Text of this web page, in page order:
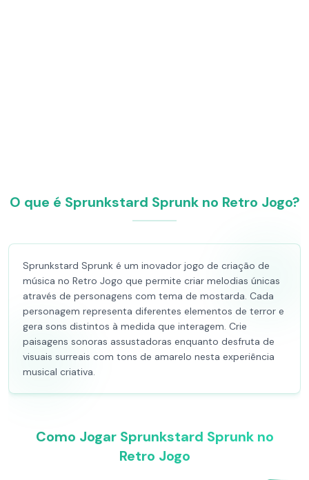
O que é Sprunkstard Sprunk no Retro Jogo?
Sprunkstard Sprunk é um inovador jogo de criação de
música no Retro Jogo que permite criar melodias únicas
através de personagens com tema de mostarda. Cada
personagem representa diferentes elementos de terror e
gera sons distintos à medida que interagem. Crie
paisagens sonoras assustadoras enquanto desfruta de
visuais surreais com tons de amarelo nesta experiência
musical criativa.
Como Jogar Sprunkstard Sprunk no
Retro Jogo